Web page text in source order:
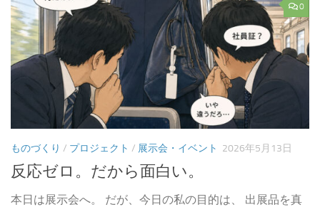
0
ものづくり / プロジェクト / 展示会・イベント 2026年5月13日
反応ゼロ。だから面白い。
本日は展示会へ。 だが、今日の私の目的は、 出展品を真